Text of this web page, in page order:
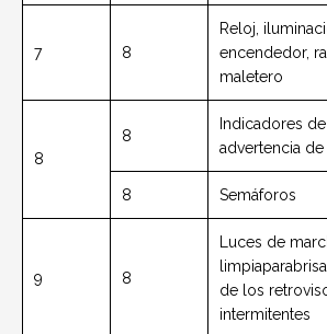
7 8
Reloj,
encendedor,
maletero
8
8
Indicadores
advertencia
8 Semáforos
9 8
Luces de
de los
intermitentes